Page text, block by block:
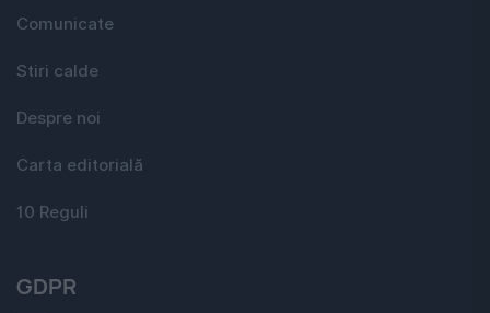
Comunicate
Stiri calde
Despre noi
Carta editorială
10 Reguli
GDPR